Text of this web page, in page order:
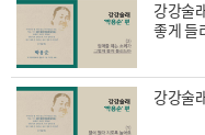
강강술
좋게 들
강강술